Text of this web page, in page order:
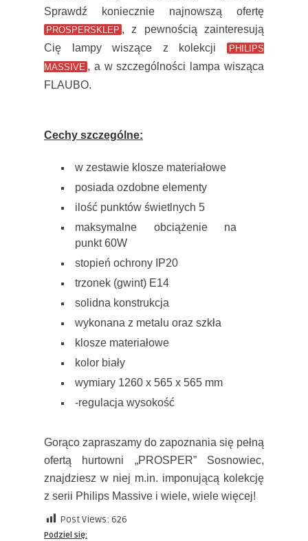
Sprawdź koniecznie najnowszą ofertę
PROSPERSKLEP , z pewnością zainteresują
Cię lampy wiszące z kolekcji
PHILIPS
MASSIVE , a w szczególności lampa wisząca
FLAUBO.
Cechy szczególne:
w zestawie klosze materiałowe
posiada ozdobne elementy
ilość punktów świetlnych 5
maksymalne obciążenie na
punkt 60W
stopień ochrony IP20
trzonek (gwint) E14
solidna konstrukcja
wykonana z metalu oraz szkła
klosze materiałowe
kolor biały
wymiary 1260 x 565 x 565 mm
-regulacja wysokość
Gorąco zapraszamy do zapoznania się pełną
ofertą hurtowni „PROSPER” Sosnowiec,
znajdziesz w niej m.in. imponującą kolekcję
z serii Philips Massive i wiele, wiele więcej!
Post Views: 626
Podziel się: